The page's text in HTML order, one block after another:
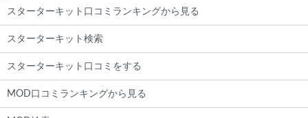
スターターキット口コミランキングから見る
スターターキット検索
スターターキット口コミをする
MOD口コミランキングから見る